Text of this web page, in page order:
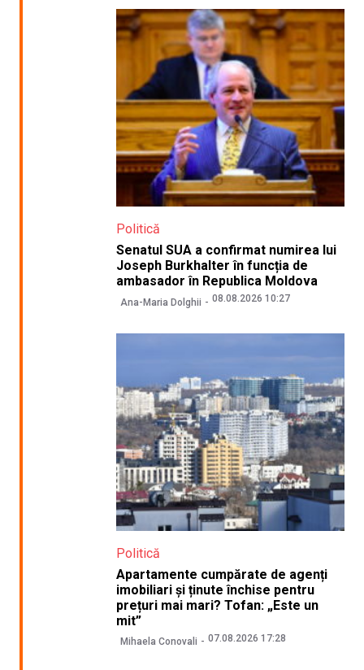
Politică
Senatul SUA a confirmat numirea lui
Joseph Burkhalter în funcția de
ambasador în Republica Moldova
Ana-Maria Dolghii 08.08.2026 10:27
Politică
Apartamente cumpărate de agenți
imobiliari și ținute închise pentru
prețuri mai mari? Tofan: „Este un
mit”
Mihaela Conovali 07.08.2026 17:28